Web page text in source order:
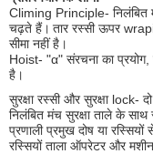
Climing Principle- निलंबित
चढ़ते हैं। तार रस्सी ऊपर
सीमा नहीं है।
Hoist- "α" संरचना का प्रयोग,
है।
सुरक्षा रस्सी और सुरक्षा lock-
निलंबित मंच सुरक्षा ताले के साथ
प्रणाली प्रमुख दोष या रस्सियों
रस्सियों ताला ऑपरेटर और